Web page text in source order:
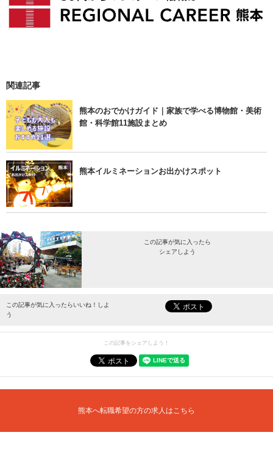
関連記事
熊本のおでかけガイド｜家族で学べる博物館・美術
館・科学館11施設まとめ
熊本イルミネーションお出かけスポット
この記事が気に入ったら
シェアしよう
最新情報をお届けします。
この記事が気に入ったらいいね！しよ
う
この記事をシェアしよう！
熊本へ転職希望の方の求人はこちら